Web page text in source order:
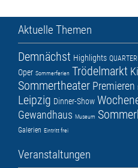
Aktuelle Themen
Demnächst Highlights
Oper Sommerferien Trödelmarkt
Sommertheater Premieren
Leipzig Dinner-Show
Gewandhaus Museum
Galerien Eintritt frei
Veranstaltungen